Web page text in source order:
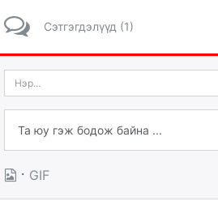
Сэтгэгдэлүүд (1)
· GIF